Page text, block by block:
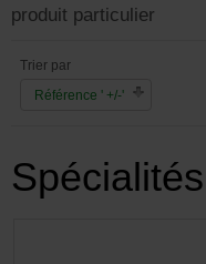
produit particulier
Trier par
Référence ' +/-'